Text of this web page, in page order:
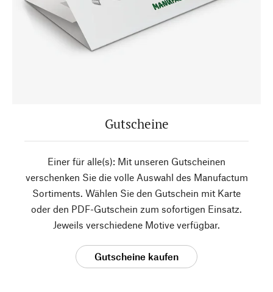
Gutscheine
Einer für alle(s): Mit unseren Gutscheinen
verschenken Sie die volle Auswahl des Manufactum
Sortiments. Wählen Sie den Gutschein mit Karte
oder den PDF-Gutschein zum sofortigen Einsatz.
Jeweils verschiedene Motive verfügbar.
Gutscheine kaufen